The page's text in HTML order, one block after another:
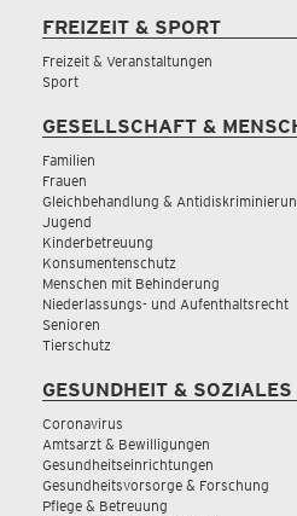
FREIZEIT & SPORT
Freizeit & Veranstaltungen
Sport
GESELLSCHAFT &
Familien
Frauen
Gleichbehandlung &
Jugend
Kinderbetreuung
Konsumentenschutz
Menschen mit Behinderung
Niederlassungs- und Aufenthaltsrecht
Senioren
Tierschutz
GESUNDHEIT & SOZIALES
Coronavirus
Amtsarzt & Bewilligungen
Gesundheitseinrichtungen
Gesundheitsvorsorge & Forschung
Pflege & Betreuung